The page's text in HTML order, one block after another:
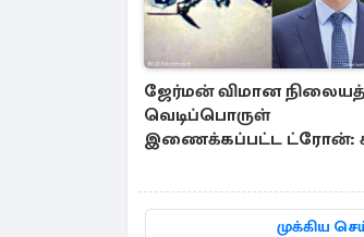
ஜேர்மன் விமான
வெடிப்பொருள்
இணைக்கப்பட்ட ட்ரோன்:
முக்கிய